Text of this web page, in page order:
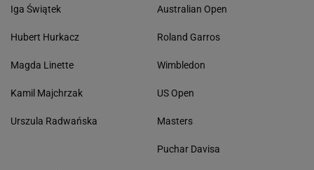
Iga Świątek
Hubert Hurkacz
Magda Linette
Kamil Majchrzak
Urszula Radwańska
Australian Open
Roland Garros
Wimbledon
US Open
Masters
Puchar Davisa